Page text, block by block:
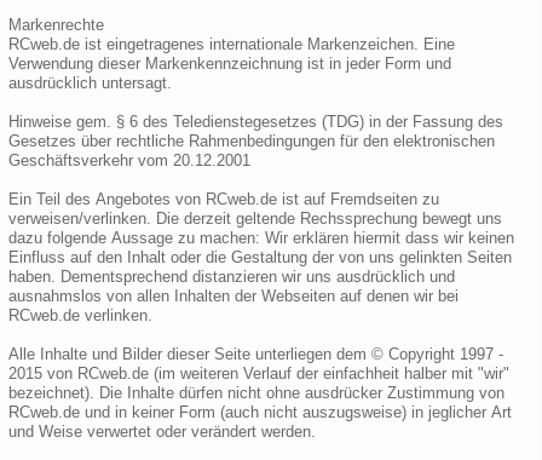
Markenrechte
RCweb.de ist eingetragenes internationale Markenzeichen. Eine
Verwendung dieser Markenkennzeichnung ist in jeder Form und
ausdrücklich untersagt.
Hinweise gem. § 6 des Teledienstegesetzes (TDG) in der Fassung des
Gesetzes über rechtliche Rahmenbedingungen für den elektronischen
Geschäftsverkehr vom 20.12.2001
Ein Teil des Angebotes von RCweb.de ist auf Fremdseiten zu
verweisen/verlinken. Die derzeit geltende Rechssprechung bewegt uns
dazu folgende Aussage zu machen: Wir erklären hiermit dass wir keinen
Einfluss auf den Inhalt oder die Gestaltung der von uns gelinkten Seiten
haben. Dementsprechend distanzieren wir uns ausdrücklich und
ausnahmslos von allen Inhalten der Webseiten auf denen wir bei
RCweb.de verlinken.
Alle Inhalte und Bilder dieser Seite unterliegen dem © Copyright 1997 -
2015 von RCweb.de (im weiteren Verlauf der einfachheit halber mit "wir"
bezeichnet). Die Inhalte dürfen nicht ohne ausdrücker Zustimmung von
RCweb.de und in keiner Form (auch nicht auszugsweise) in jeglicher Art
und Weise verwertet oder verändert werden.